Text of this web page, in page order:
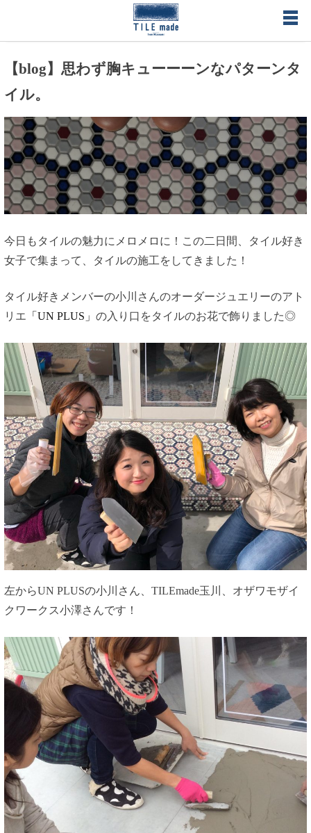
オーダーメイドタイル・オリジナルタイル製作のタイルメイド
– TILE made タイルの形、色、空間を総合プロデュース 無料で
サンプルタイル送付
【blog】思わず胸キューーーンなパターンタ
イル。
今日もタイルの魅力にメロメロに！この二日間、タイル好き
女子で集まって、タイルの施工をしてきました！
タイル好きメンバーの小川さんのオーダージュエリーのアト
リエ 「UN PLUS」 の入り口をタイルのお花で飾りました◎
左からUN PLUSの小川さん、TILEmade玉川、オザワモザイ
クワークス小澤さんです！